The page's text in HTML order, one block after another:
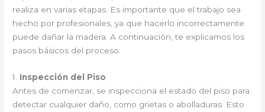
realiza en varias etapas. Es importante que el trabajo sea
hecho por profesionales, ya que hacerlo incorrectamente
puede dañar la madera. A continuación, te explicamos los
pasos básicos del proceso:
1. Inspección del Piso
Antes de comenzar, se inspecciona el estado del piso para
detectar cualquier daño, como grietas o abolladuras. Esto